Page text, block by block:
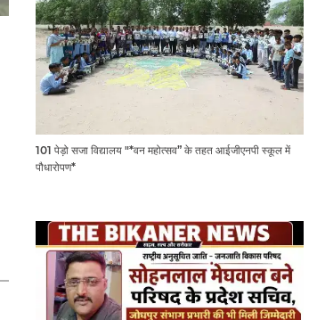
101 पेड़ो सजा विद्यालय "*वन महोत्सव” के तहत आईजीएनपी स्कूल में
पौधारोपण*